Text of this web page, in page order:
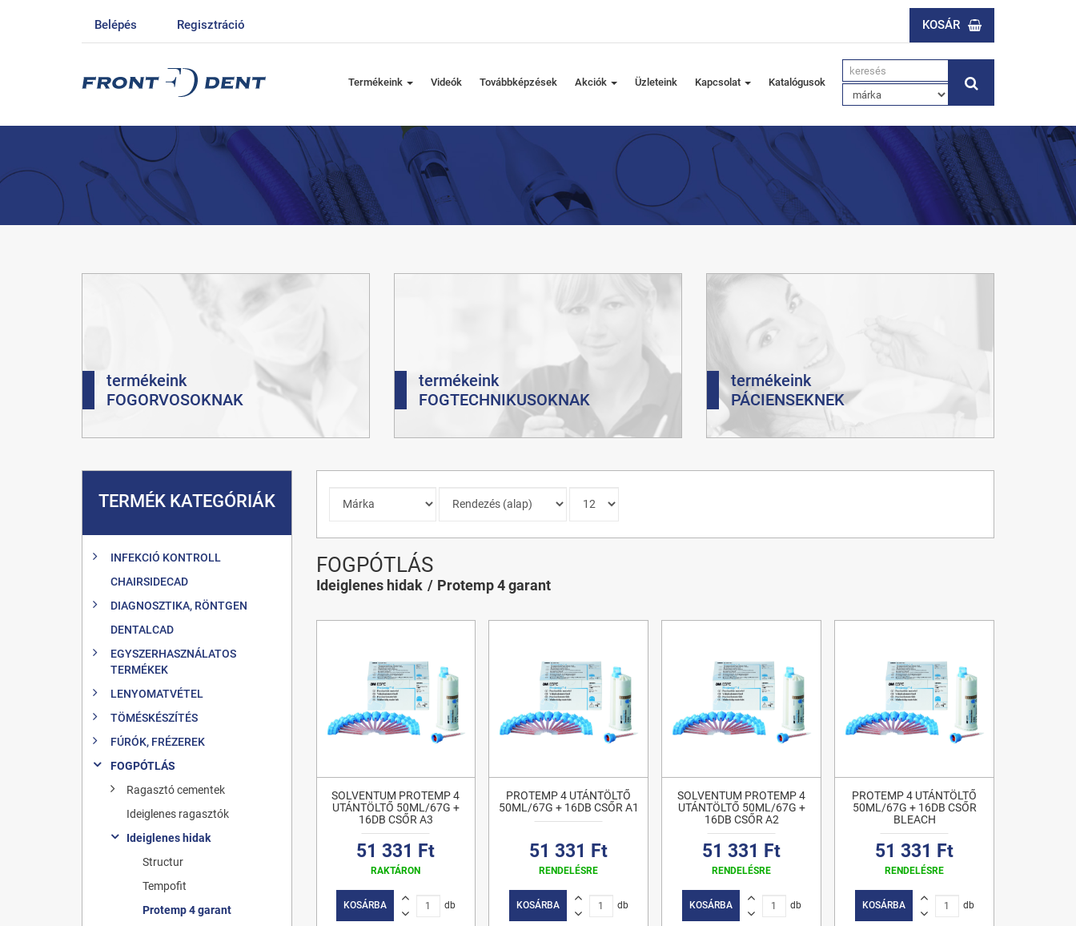
Belépés Regisztráció KOSÁR
Termékeink Videók Továbbképzések Akciók Üzleteink Kapcsolat Katalógusok
termékeink
FOGORVOSOKNAK
termékeink
FOGTECHNIKUSOKNAK
termékeink
PÁCIENSEKNEK
TERMÉK KATEGÓRIÁK
INFEKCIÓ KONTROLL
CHAIRSIDECAD
DIAGNOSZTIKA, RÖNTGEN
DENTALCAD
EGYSZERHASZNÁLATOS
TERMÉKEK
LENYOMATVÉTEL
TÖMÉSKÉSZÍTÉS
FÚRÓK, FRÉZEREK
FOGPÓTLÁS
Ragasztó cementek
Ideiglenes ragasztók
Ideiglenes hidak
Structur
Tempofit
Protemp 4 garant
FOGPÓTLÁS
Ideiglenes hidak Protemp 4 garant
SOLVENTUM PROTEMP 4
UTÁNTÖLTŐ 50ML/67G +
16DB CSŐR A3
51 331 Ft
RAKTÁRON
KOSÁRBA db
PROTEMP 4 UTÁNTÖLTŐ
50ML/67G + 16DB CSŐR A1
51 331 Ft
RENDELÉSRE
KOSÁRBA db
SOLVENTUM PROTEMP 4
UTÁNTÖLTŐ 50ML/67G +
16DB CSŐR A2
51 331 Ft
RENDELÉSRE
KOSÁRBA db
PROTEMP 4 UTÁNTÖLTŐ
50ML/67G + 16DB CSŐR
BLEACH
51 331 Ft
RENDELÉSRE
KOSÁRBA db